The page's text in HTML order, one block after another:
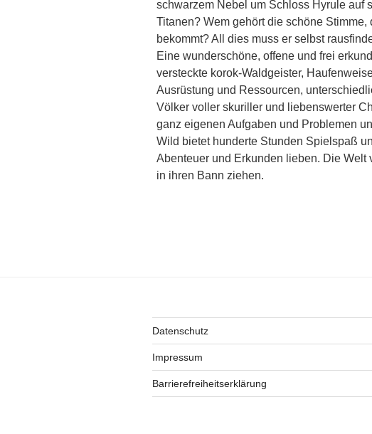
schwarzem Nebel um Schloss Hyrule auf
Titanen? Wem gehört die schöne
bekommt? All dies muss er selbst
Eine wunderschöne, offene und frei
versteckte korok-Waldgeister,
Ausrüstung und Ressourcen,
Völker voller skuriller und liebenswerter
ganz eigenen Aufgaben und Problemen
Wild bietet hunderte Stunden Spielspaß
Abenteuer und Erkunden lieben. Die Welt
in ihren Bann ziehen.
Datenschutz
Impressum
Barrierefreiheitserklärung